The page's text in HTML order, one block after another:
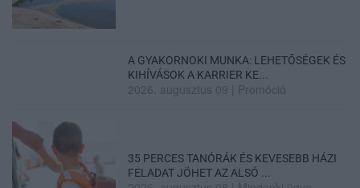
A GYAKORNOKI MUNKA: LEHETŐSÉGEK ÉS
KIHÍVÁSOK A KARRIER KE...
2026. augusztus 09 Promóció
35 PERCES TANÓRÁK ÉS KEVESEBB HÁZI
FELADAT JÖHET AZ ALSÓ ...